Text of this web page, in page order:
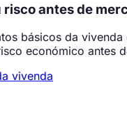
risco antes de
básicos da vivenda
económico antes
vivenda